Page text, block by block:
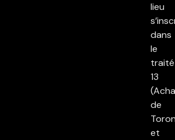
lieu
dans
le
traité
13
de
et